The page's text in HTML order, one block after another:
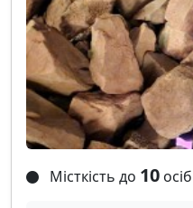
Місткість до 10 осіб